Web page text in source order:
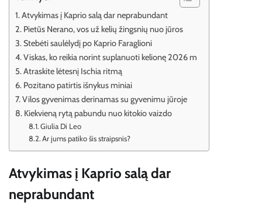
Atvykimas į Kaprio salą dar neprabundant
Pietūs Nerano, vos už kelių žingsnių nuo jūros
Stebėti saulėlydį po Kaprio Faraglioni
Viskas, ko reikia norint suplanuoti kelionę 2026 m
Atraskite lėtesnį Ischia ritmą
Pozitano patirtis išnykus miniai
Vilos gyvenimas derinamas su gyvenimu jūroje
Kiekvieną rytą pabundu nuo kitokio vaizdo
Giulia Di Leo
Ar jums patiko šis straipsnis?
Atvykimas į Kaprio salą dar
neprabundant